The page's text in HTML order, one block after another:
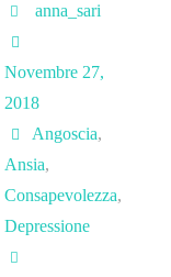
anna_sari
Novembre 27,
2018
Angoscia,
Ansia,
Consapevolezza,
Depressione